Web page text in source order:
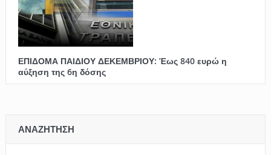
ΕΠΙΔΟΜΑ ΠΑΙΔΙΟΥ ΔΕΚΕΜΒΡΙΟΥ: Έως 840 ευρώ η
αύξηση της 6η δόσης
ΑΝΑΖΗΤΗΣΗ